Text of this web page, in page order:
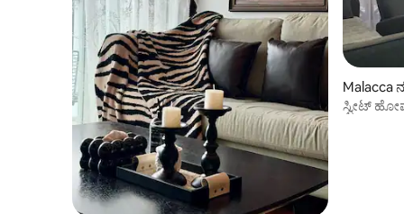
Malacca
ಸ್ವೀಟ್